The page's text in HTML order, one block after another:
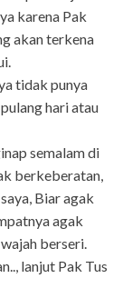
karena Pak
akan terkena
tidak punya
hari atau
semalam di
berkeberatan,
Biar agak
agak
berseri.
lanjut Pak Tus